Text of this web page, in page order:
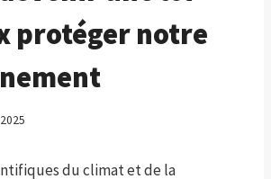
protéger notre
du climat et de la